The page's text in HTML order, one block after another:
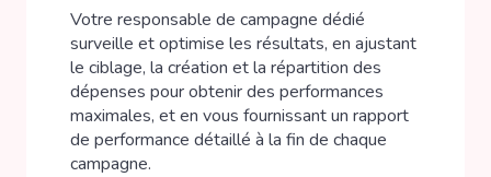
Votre responsable de campagne dédié
surveille et optimise les résultats, en ajustant
le ciblage, la création et la répartition des
dépenses pour obtenir des performances
maximales, et en vous fournissant un rapport
de performance détaillé à la fin de chaque
campagne.